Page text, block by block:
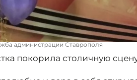
администрации Ставрополя
покорила столичную